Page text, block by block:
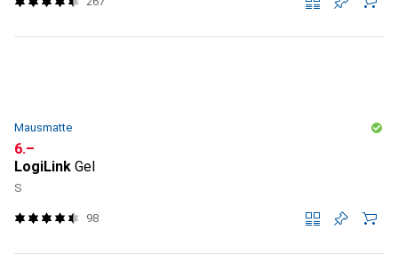
Mausmatte
CHF
6.–
LogiLink Gel
S
98